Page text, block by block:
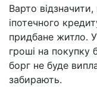
Варто
іпотечного
придбане житло.
гроші на покупку
борг не буде
забирають.